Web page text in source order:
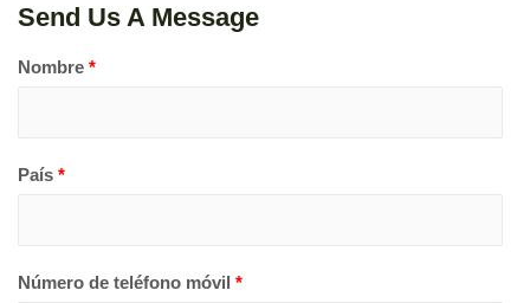
Send Us A Message
Nombre *
País *
Número de teléfono móvil *